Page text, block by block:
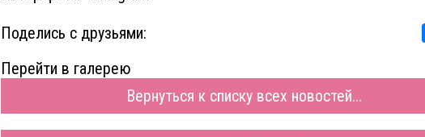
Поделись с друзьями:
Перейти в галерею
Вернуться к списку всех новостей...